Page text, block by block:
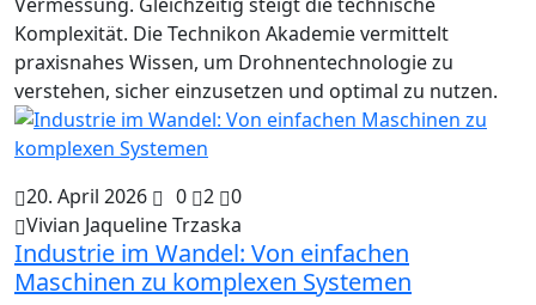
Komplexität. Die Technikon Akademie vermittelt
praxisnahes Wissen, um Drohnentechnologie zu
verstehen, sicher einzusetzen und optimal zu nutzen.
20. April 2026 0 2
0
Vivian Jaqueline Trzaska
Industrie im Wandel: Von einfachen
Maschinen zu komplexen Systemen